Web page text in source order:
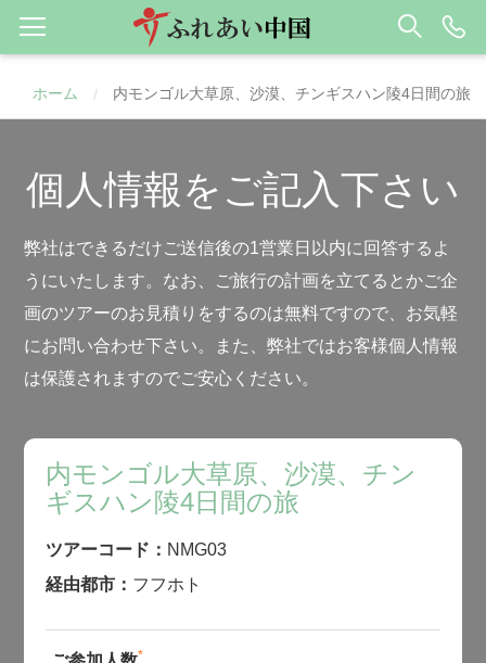
ホーム / 内モンゴル大草原、沙漠、チンギスハン陵4日間の旅
個人情報をご記入下さい
弊社はできるだけご送信後の1営業日以内に回答するよ
うにいたします。なお、ご旅行の計画を立てるとかご企
画のツアーのお見積りをするのは無料ですので、お気軽
にお問い合わせ下さい。また、弊社ではお客様個人情報
は保護されますのでご安心ください。
内モンゴル大草原、沙漠、チン
ギスハン陵4日間の旅
ツアーコード： NMG03
経由都市： フフホト
*